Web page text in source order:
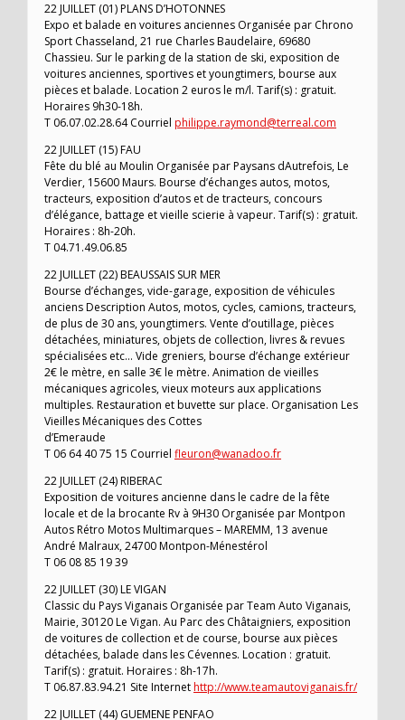
22 JUILLET (01) PLANS D’HOTONNES
Expo et balade en voitures anciennes Organisée par Chrono
Sport Chasseland, 21 rue Charles Baudelaire, 69680
Chassieu. Sur le parking de la station de ski, exposition de
voitures anciennes, sportives et youngtimers, bourse aux
pièces et balade. Location 2 euros le m/l. Tarif(s) : gratuit.
Horaires 9h30-18h.
T 06.07.02.28.64 Courriel philippe.raymond@terreal.com
22 JUILLET (15) FAU
Fête du blé au Moulin Organisée par Paysans dAutrefois, Le
Verdier, 15600 Maurs. Bourse d’échanges autos, motos,
tracteurs, exposition d’autos et de tracteurs, concours
d’élégance, battage et vieille scierie à vapeur. Tarif(s) : gratuit.
Horaires : 8h-20h.
T 04.71.49.06.85
22 JUILLET (22) BEAUSSAIS SUR MER
Bourse d’échanges, vide-garage, exposition de véhicules
anciens Description Autos, motos, cycles, camions, tracteurs,
de plus de 30 ans, youngtimers. Vente d’outillage, pièces
détachées, miniatures, objets de collection, livres & revues
spécialisées etc… Vide greniers, bourse d’échange extérieur
2€ le mètre, en salle 3€ le mètre. Animation de vieilles
mécaniques agricoles, vieux moteurs aux applications
multiples. Restauration et buvette sur place. Organisation Les
Vieilles Mécaniques des Cottes
d’Emeraude
T 06 64 40 75 15 Courriel fleuron@wanadoo.fr
22 JUILLET (24) RIBERAC
Exposition de voitures ancienne dans le cadre de la fête
locale et de la brocante Rv à 9H30 Organisée par Montpon
Autos Rétro Motos Multimarques – MAREMM, 13 avenue
André Malraux, 24700 Montpon-Ménestérol
T 06 08 85 19 39
22 JUILLET (30) LE VIGAN
Classic du Pays Viganais Organisée par Team Auto Viganais,
Mairie, 30120 Le Vigan. Au Parc des Châtaigniers, exposition
de voitures de collection et de course, bourse aux pièces
détachées, balade dans les Cévennes. Location : gratuit.
Tarif(s) : gratuit. Horaires : 8h-17h.
T 06.87.83.94.21 Site Internethttp://www.teamautoviganais.fr/
22 JUILLET (44) GUEMENE PENFAO